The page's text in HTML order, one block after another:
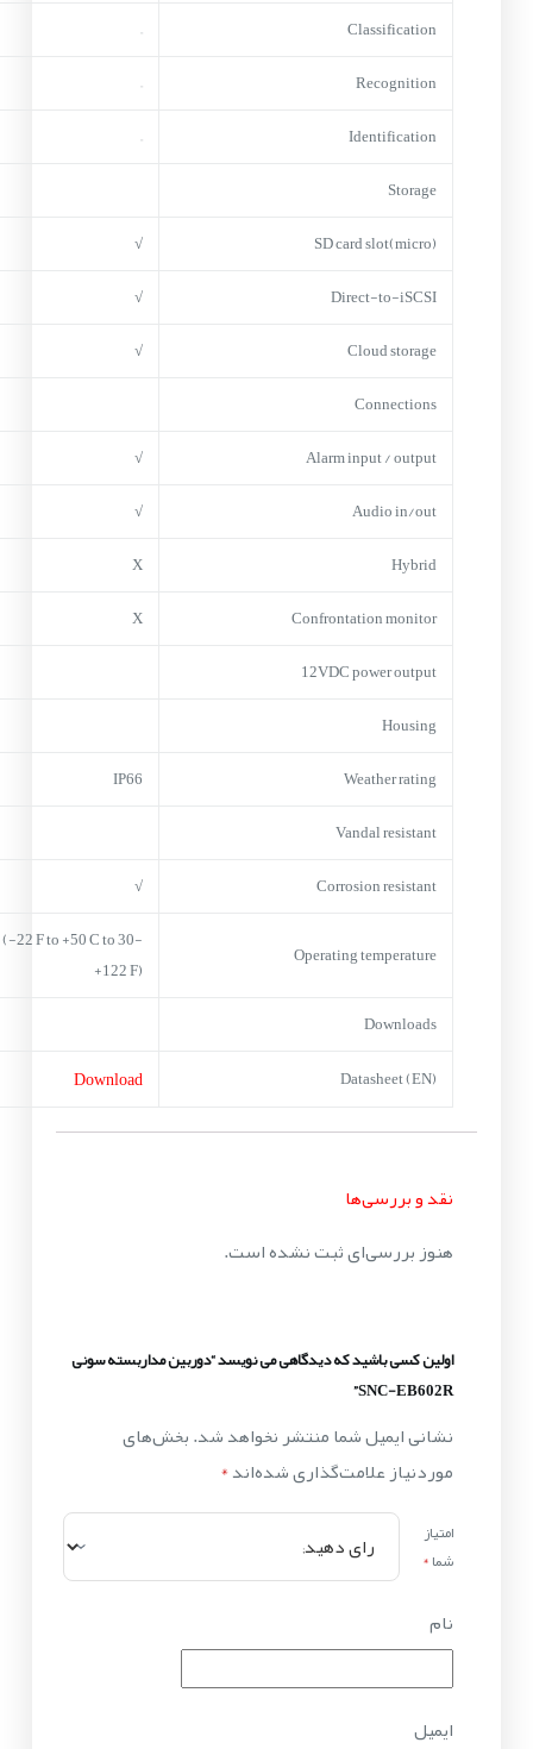
Classification
–
Recognition
–
Identification
–
Storage
(micro)SD card slot
√
Direct-to-iSCSI
√
Cloud storage
√
Connections
Alarm input / output
√
Audio in/out
√
Hybrid
X
Confrontation monitor
X
12VDC power output
Housing
Weather rating
IP66
Vandal resistant
Corrosion resistant
√
Operating temperature
C (-22 F to +50 C to
+122 F)
Downloads
Datasheet (EN)
Download
نقد و بررسی‌ها
هنوز بررسی‌ای ثبت نشده است.
اولین کسی باشید که دیدگاهی می نویسد “دوربین مداربسته سونی
SNC-EB602R”
نشانی ایمیل شما منتشر نخواهد شد.بخش‌های
موردنیاز علامت‌گذاری شده‌اند*
امتیاز
شما*
نام
ایمیل